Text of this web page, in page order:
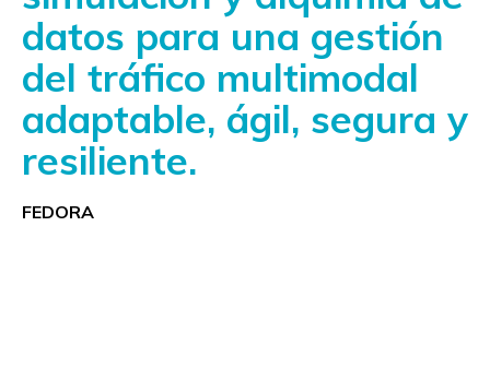
datos para una gestión
del tráfico multimodal
adaptable, ágil, segura y
resiliente.
FEDORA